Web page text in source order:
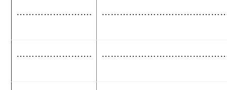
…………………….
…………………….